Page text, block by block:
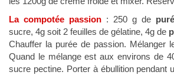
La compotée passion : 250 g de
sucre, 4g soit 2 feuilles de gélatine, 4g de
Chauffer la purée de passion. Mélanger
Quand le mélange est aux environs de
sucre pectine. Porter à ébullition pendant